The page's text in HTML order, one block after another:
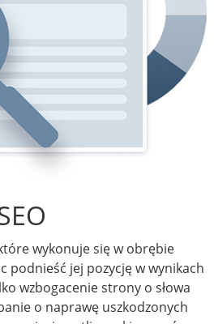
wykonuje się w obrębie
podnieść jej pozycję w wynikach
wzbogacenie strony o słowa
o naprawę uszkodzonych